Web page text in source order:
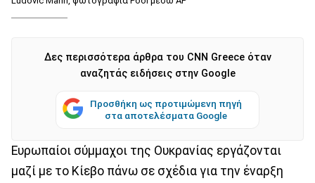
Δες περισσότερα άρθρα του CNN Greece όταν
αναζητάς ειδήσεις στην Google
Προσθήκη ως προτιμώμενη πηγή
στα αποτελέσματα Google
Ευρωπαίοι σύμμαχοι της Ουκρανίας εργάζονται
μαζί με το Κίεβο πάνω σε σχέδια για την έναρξη